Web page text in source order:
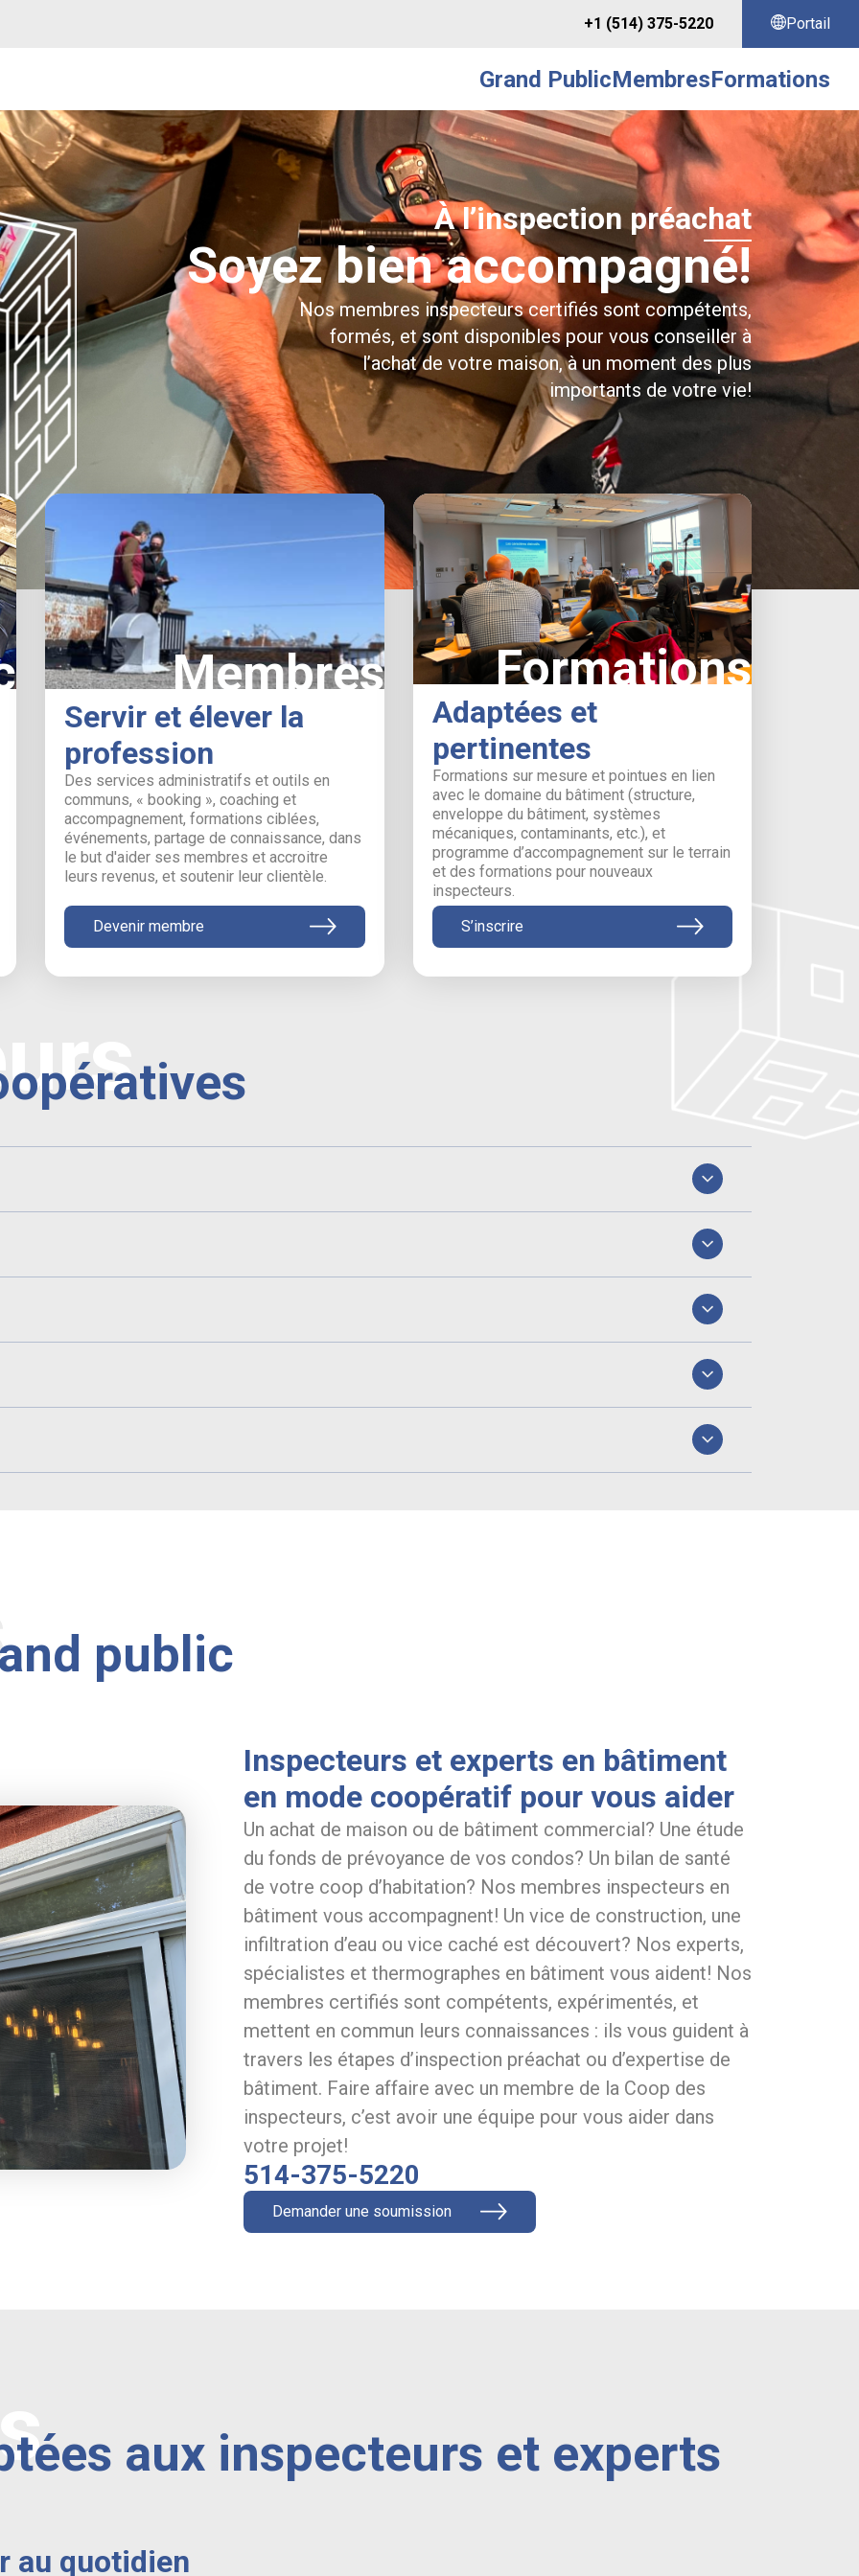
+1 (514) 375-5220 Portail
Grand PublicMembresFormations
À l’inspection préachat
Soyez bien accompagné!
Nos membres inspecteurs certifiés sont compétents,
formés, et sont disponibles pour vous conseiller à
l’achat de votre maison, à un moment des plus
importants de votre vie!
Membres
Servir et élever la
profession
Des services administratifs et outils en
communs, « booking », coaching et
accompagnement, formations ciblées,
événements, partage de connaissance, dans
le but d'aider ses membres et accroitre
leurs revenus, et soutenir leur clientèle.
Devenir membre
Formations
Adaptées et
pertinentes
Formations sur mesure et pointues en lien
avec le domaine du bâtiment (structure,
enveloppe du bâtiment, systèmes
mécaniques, contaminants, etc.), et
programme d’accompagnement sur le terrain
et des formations pour nouveaux
inspecteurs.
S’inscrire
public
Inspecteurs et experts en bâtiment
en mode coopératif pour vous aider
Un achat de maison ou de bâtiment commercial? Une étude
du fonds de prévoyance de vos condos? Un bilan de santé
de votre coop d’habitation? Nos membres inspecteurs en
bâtiment vous accompagnent! Un vice de construction, une
infiltration d’eau ou vice caché est découvert? Nos experts,
spécialistes et thermographes en bâtiment vous aident! Nos
membres certifiés sont compétents, expérimentés, et
mettent en commun leurs connaissances : ils vous guident à
travers les étapes d’inspection préachat ou d’expertise de
bâtiment. Faire affaire avec un membre de la Coop des
inspecteurs, c’est avoir une équipe pour vous aider dans
votre projet!
514-375-5220
Demander une soumission
aux inspecteurs et experts
au quotidien